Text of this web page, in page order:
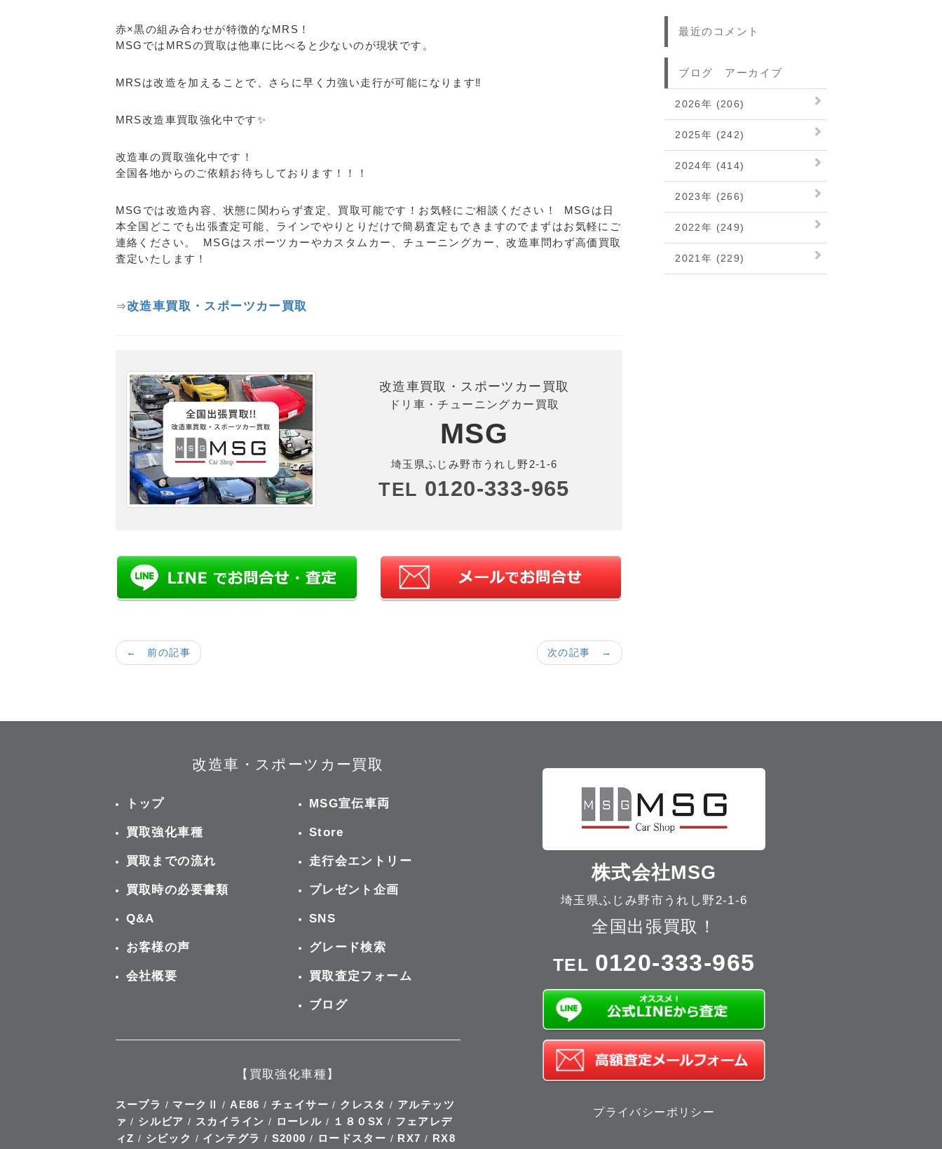
赤×黒の組み合わせが特徴的なMRS！
MSGではMRSの買取は他車に比べると少ないのが現状です。
MRSは改造を加えることで、さらに早く力強い走行が可能になります‼︎
MRS改造車買取強化中です✨
改造車の買取強化中です！
全国各地からのご依頼お待ちしております！！！
MSGでは改造内容、状態に関わらず査定、買取可能です！お気軽にご相談ください！ MSGは日
本全国どこでも出張査定可能、ラインでやりとりだけで簡易査定もできますのでまずはお気軽にご
連絡ください。 MSGはスポーツカーやカスタムカー、チューニングカー、改造車問わず高価買取
査定いたします！
⇒改造車買取・スポーツカー買取
改造車買取・スポーツカー買取
ドリ車・チューニングカー買取
MSG
埼玉県ふじみ野市うれし野2-1-6
TEL 0120-333-965
次の記事 →
← 前の記事
最近のコメント
ブログ アーカイブ
2026年 (206)
2025年 (242)
2024年 (414)
2023年 (266)
2022年 (249)
2021年 (229)
改造車・スポーツカー買取
トップ
買取強化車種
買取までの流れ
買取時の必要書類
Q&A
お客様の声
会社概要
MSG宣伝車両
Store
走行会エントリー
プレゼント企画
SNS
グレード検索
買取査定フォーム
ブログ
【買取強化車種】
スープラ / マークⅡ / AE86 / チェイサー / クレスタ / アルテッツ
ァ / シルビア / スカイライン / ローレル / １８０SX / フェアレデ
ィZ / シビック / インテグラ / S2000 / ロードスター / RX7 / RX8
株式会社MSG
埼玉県ふじみ野市うれし野2-1-6
全国出張買取！
TEL 0120-333-965
プライバシーポリシー